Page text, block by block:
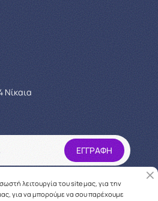
Νίκαια
λειτουργία του site μας, για την
για να μπορούμε να σου παρέχουμε